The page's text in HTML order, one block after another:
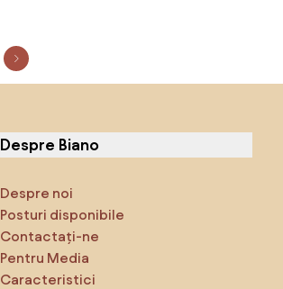
Despre Biano
Despre noi
Posturi disponibile
Contactați-ne
Pentru Media
Caracteristici